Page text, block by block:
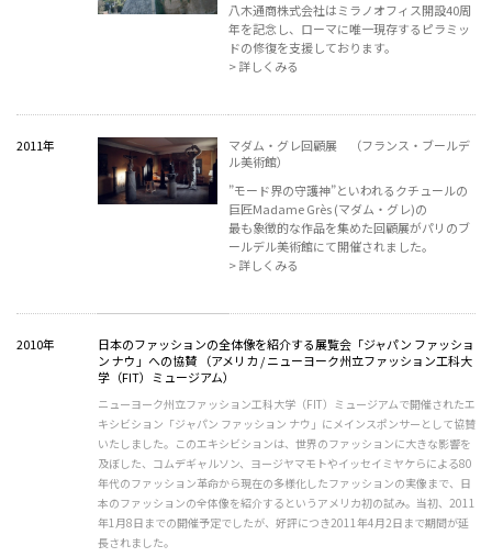
八木通商株式会社はミラノオフィス開設40周
年を記念し、ローマに唯一現存するピラミッ
ドの修復を支援しております。
> 詳しくみる
2011年
マダム・グレ回顧展 （フランス・ブールデ
ル美術館）
”モード界の守護神”といわれるクチュールの
巨匠Madame Grès (マダム・グレ)の
最も象徴的な作品を集めた回顧展がパリのブ
ールデル美術館にて開催されました。
> 詳しくみる
2010年
日本のファッションの全体像を紹介する展覧会「ジャパン ファッショ
ン ナウ」への協賛 （アメリカ / ニューヨーク州立ファッション工科大
学（FIT）ミュージアム）
ニューヨーク州立ファッション工科大学（FIT）ミュージアムで開催されたエ
キシビション「ジャパン ファッション ナウ」にメインスポンサーとして協賛
いたしました。このエキシビションは、世界のファッションに大きな影響を
及ぼした、コムデギャルソン、ヨージヤマモトやイッセイミヤケらによる80
年代のファッション革命から現在の多様化したファッションの実像まで、日
本のファッションの全体像を紹介するというアメリカ初の試み。当初、2011
年1月8日までの開催予定でしたが、好評につき2011年4月2日まで期間が延
長されました。